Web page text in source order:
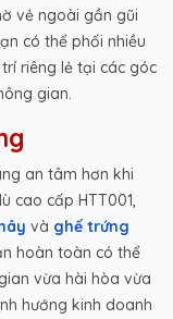
vẻ ngoài gần gũi
có thể phối nhiều
riêng lẻ tại các góc
gian.
an tâm hơn khi
cao cấp HTT001,
và ghế trứng
hoàn toàn có thể
vừa hài hòa vừa
hướng kinh doanh